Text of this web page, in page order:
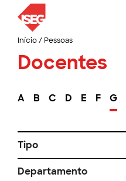
Início/ Pessoas
Docentes
A B C D E F G
Tipo
Departamento